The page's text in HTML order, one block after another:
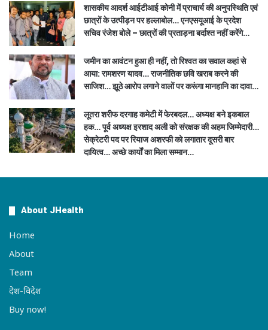
शासकीय आदर्श आईटीआई कोनी में प्राचार्य की अनुपस्थिति एवं
छात्रों के उत्पीड़न पर हल्लाबोल… एनएसयूआई के प्रदेश
सचिव रंजेश बोले – छात्रों की प्रताड़ना बर्दाश्त नहीं करेंगे…
जमीन का आवंटन हुआ ही नहीं, तो रिश्वत का सवाल कहां से
आया: रामशरण यादव… राजनीतिक छवि खराब करने की
साजिश… झूठे आरोप लगाने वालों पर करूंगा मानहानि का दावा…
लूतरा शरीफ दरगाह कमेटी में फेरबदल… अध्यक्ष बने इकबाल
हक… पूर्व अध्यक्ष इरशाद अली को संरक्षक की अहम जिम्मेदारी…
सेक्रेटरी पद पर रियाज अशरफी को लगातार दूसरी बार
दायित्व… अच्छे कार्यों का मिला सम्मान…
About JHealth
Home
About
Team
देश-विदेश
Buy now!